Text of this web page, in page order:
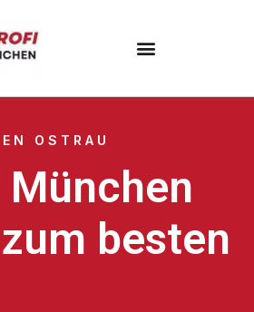
OSTRAU
München
besten